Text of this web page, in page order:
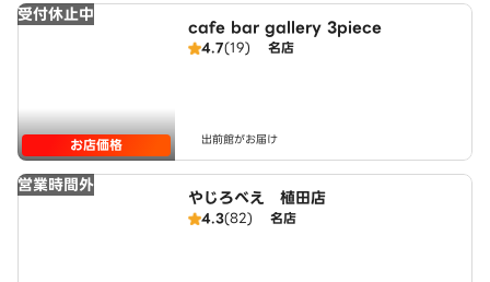
受付休止中
お店価格
cafe bar gallery 3piece
4.7(19) 名店
出前館がお届け
営業時間外
やじろべえ 植田店
4.3(82) 名店